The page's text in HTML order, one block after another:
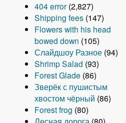
404 error (2,827)
Shipping fees (147)
Flowers with his head
bowed down (105)
Слайдшоу Разное (94)
Shrimp Salad (93)
Forest Glade (86)
Зверёк с пушистым
хвостом чёрный (86)
Forest frog (80)